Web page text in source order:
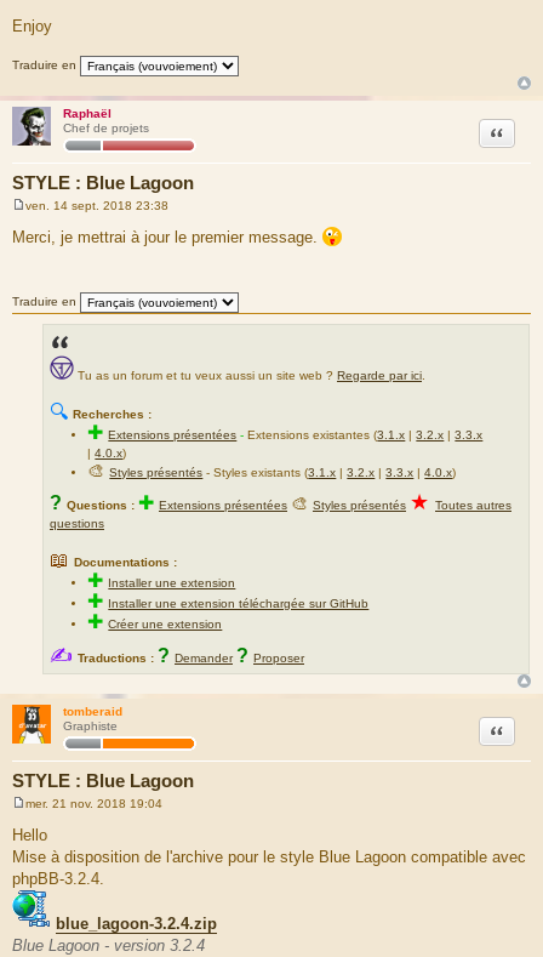
Enjoy
Traduire en
Raphaël
Chef de projets
STYLE : Blue Lagoon
Citation
e
s
e
ven. 14 sept. 2018 23:38
Merci, je mettrai à jour le premier message.
Traduire en
Tu as un forum et tu veux aussi un site web ? Regarde par ici
🔍 Recherches :
✚Extensions présentées -Extensions existantes (3.1.x |3.2.x |3.3.x
|4.0.x)
🎨Styles présentés - Styles existants (3.1.x |3.2.x |3.3.x |4.0.x)
? Questions : ✚ Extensions présentées 🎨 Styles présentés ★ Toutes autres
questions
📖 Documentations :
✚ Installer une extension
✚ Installer une extension téléchargée sur GitHub
✚Créer une extension
✍ Traductions : ? Demander ? Proposer
tomberaid
Graphiste
STYLE : Blue Lagoon
Citation
e
s
s
a
g
e
mer. 21 nov. 2018 19:04
Hello
Mise à disposition de l'archive pour le style Blue Lagoon compatible avec
phpBB-3.2.4.
blue_lagoon-3.2.4.zip
Blue Lagoon - version 3.2.4